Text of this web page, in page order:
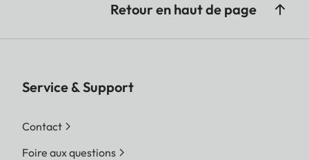
Retour en haut de page
Service & Support
Contact
Foire aux questions